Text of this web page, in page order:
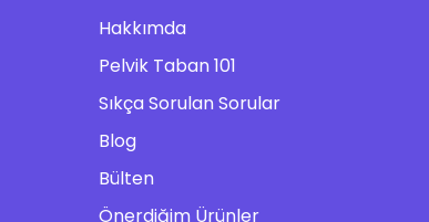
Hakkımda
Pelvik Taban 101
Sıkça Sorulan Sorular
Blog
Bülten
Önerdiğim Ürünler